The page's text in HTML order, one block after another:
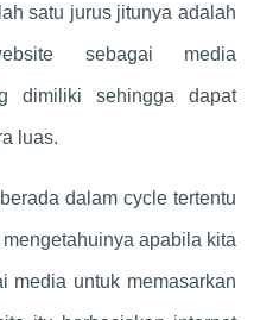
satu jurus jitunya adalah
sebagai media
dimiliki sehingga dapat
luas.
dalam cycle tertentu
apabila kita
media untuk memasarkan